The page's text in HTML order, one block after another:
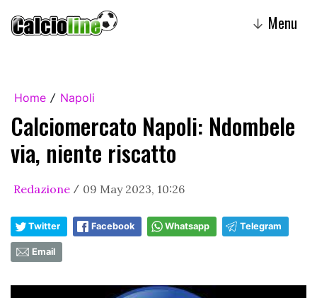
↓ Menu
Home / Napoli
Calciomercato Napoli: Ndombele
via, niente riscatto
Redazione / 09 May 2023, 10:26
Twitter Facebook Whatsapp Telegram
Email